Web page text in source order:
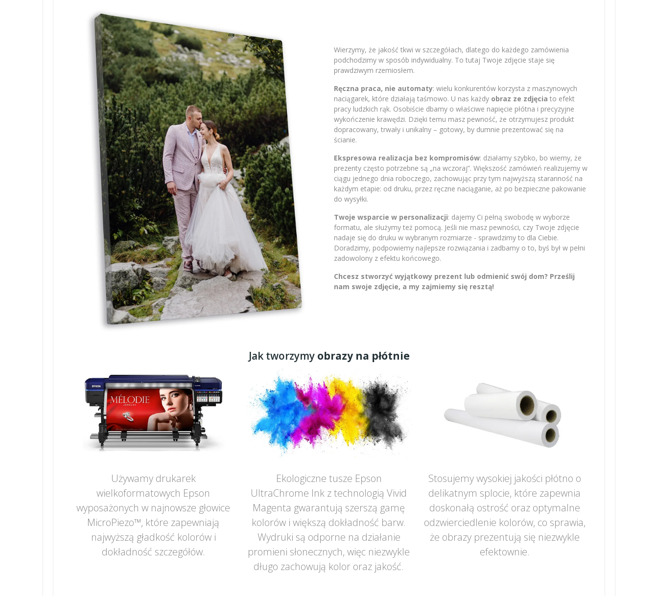
Wierzymy, że jakość tkwi w szczegółach, dlatego do każdego zamówienia
podchodzimy w sposób indywidualny. To tutaj Twoje zdjęcie staje się
prawdziwym rzemiosłem.
Ręczna praca, nie automaty: wielu konkurentów korzysta z maszynowych
naciągarek, które działają taśmowo. U nas każdy obraz ze zdjęcia to efekt
pracy ludzkich rąk. Osobiście dbamy o właściwe napięcie płótna i precyzyjne
wykończenie krawędzi. Dzięki temu masz pewność, że otrzymujesz produkt
dopracowany, trwały i unikalny – gotowy, by dumnie prezentować się na
ścianie.
Ekspresowa realizacja bez kompromisów: działamy szybko, bo wiemy, że
prezenty często potrzebne są „na wczoraj”. Większość zamówień realizujemy w
ciągu jednego dnia roboczego, zachowując przy tym najwyższą staranność na
każdym etapie: od druku, przez ręczne naciąganie, aż po bezpieczne pakowanie
do wysyłki.
Twoje wsparcie w personalizacji: dajemy Ci pełną swobodę w wyborze
formatu, ale służymy też pomocą. Jeśli nie masz pewności, czy Twoje zdjęcie
nadaje się do druku w wybranym rozmiarze - sprawdzimy to dla Ciebie.
Doradzimy, podpowiemy najlepsze rozwiązania i zadbamy o to, byś był w pełni
zadowolony z efektu końcowego.
Chcesz stworzyć wyjątkowy prezent lub odmienić swój dom? Prześlij
nam swoje zdjęcie, a my zajmiemy się resztą!
Jak tworzymyobrazy na płótnie
Używamy drukarek
wielkoformatowych Epson
wyposażonych w najnowsze głowice
MicroPiezo™, które zapewniają
najwyższą gładkość kolorów i
dokładność szczegółów.
Ekologiczne tusze Epson
UltraChrome Ink z technologią Vivid
Magenta gwarantują szerszą gamę
kolorów i większą dokładność barw.
Wydruki są odporne na działanie
promieni słonecznych, więc niezwykle
długo zachowują kolor oraz jakość.
Stosujemy wysokiej jakości płótno o
delikatnym splocie, które zapewnia
doskonałą ostrość oraz optymalne
odzwierciedlenie kolorów, co sprawia,
że obrazy prezentują się niezwykle
efektownie.